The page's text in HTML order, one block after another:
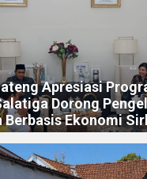
Apresiasi
Dorong
Berbasis Ekonomi